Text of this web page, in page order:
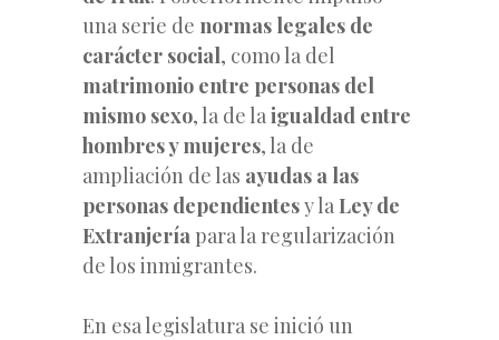
una serie de normas legales de
carácter social, como la del
matrimonio entre personas del
mismo sexo, la de laigualdad entre
hombres y mujeres, la de
ampliación de las ayudas a las
personas dependientesy laLey de
Extranjería para la regularización
de los inmigrantes.
En esa legislatura se inició un